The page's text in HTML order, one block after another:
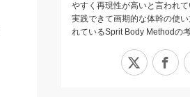
やすく再現性が高いと言われ
実践できて画期的な体幹の使
れているSprit Body Methodの